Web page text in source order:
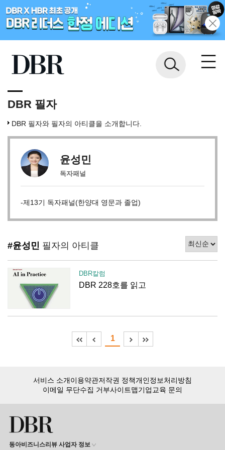
DBR 필자
DBR 필자와 필자의 아티클을 소개합니다.
윤성민
독자패널
-제13기 독자패널(한양대 영문과 졸업)
#윤성민 필자의 아티클
DBR칼럼
DBR 228호를 읽고
1
서비스 소개이용약관저작권 정책개인정보처리방침
이메일 무단수집 거부사이트맵기업교육 문의
동아비즈니스리뷰 사업자 정보